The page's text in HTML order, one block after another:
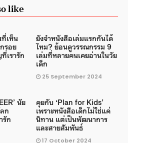
like
เห็น
รอย
เรารัก
ยังจำหนังสือเล่มแรกกันได้
ไหม? ย้อนดูวรรณกรรม 9
เล่มที่หลายคนเคยอ่านในวัย
เด็ก
25 September 2024
นัย
ก
รัก
คุยกับ ‘Plan for Kids’
เพราะหนังสือเด็กไม่ใช่แค่
นิทาน แต่เป็นพัฒนาการ
และสายสัมพันธ์
17 October 2024